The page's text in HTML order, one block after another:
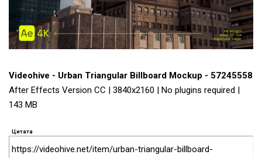
Videohive - Urban Triangular Billboard Mockup - 57245558
After Effects Version CC | 3840x2160 | No plugins required |
143 MB
Цитата
https://videohive.net/item/urban-triangular-billboard-